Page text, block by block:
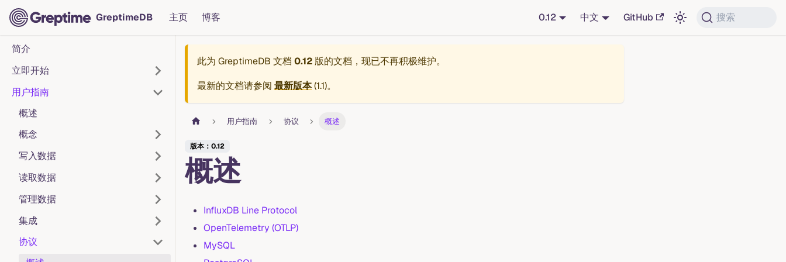
GreptimeDB 主页 博客 0.12 中文 GitHub 搜索
简介
立即开始
用户指南
概述
概念
写入数据
读取数据
管理数据
集成
协议
此为 GreptimeDB 文档 0.12 版的文档，现已不再积极维护。
最新的文档请参阅 最新版本(1.1)。
用户指南 协议 概述
版本：0.12
概述
InfluxDB Line Protocol
OpenTelemetry (OTLP)
MySQL